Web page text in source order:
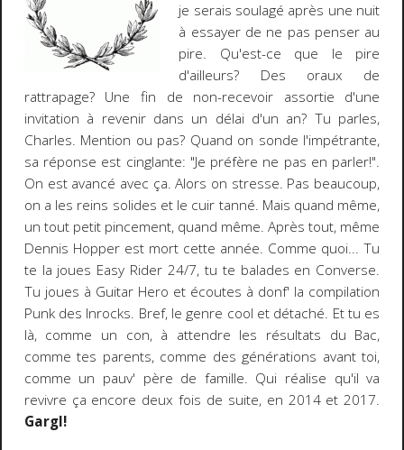
je serais soulagé après une nuit
à essayer de ne pas penser au
pire. Qu'est-ce que le pire
d'ailleurs? Des oraux de
rattrapage? Une fin de non-recevoir assortie d'une
invitation à revenir dans un délai d'un an? Tu parles,
Charles. Mention ou pas? Quand on sonde l'impétrante,
sa réponse est cinglante: "Je préfère ne pas en parler!".
On est avancé avec ça. Alors on stresse. Pas beaucoup,
on a les reins solides et le cuir tanné. Mais quand même,
un tout petit pincement, quand même. Après tout, même
Dennis Hopper est mort cette année. Comme quoi... Tu
te la joues Easy Rider 24/7, tu te balades en Converse.
Tu joues à Guitar Hero et écoutes à donf' la compilation
Punk des Inrocks. Bref, le genre cool et détaché. Et tu es
là, comme un con, à attendre les résultats du Bac,
comme tes parents, comme des générations avant toi,
comme un pauv' père de famille. Qui réalise qu'il va
revivre ça encore deux fois de suite, en 2014 et 2017.
Gargl!